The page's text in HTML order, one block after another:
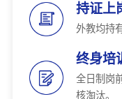
持证上
外教均持
终身培
全日制岗
核淘汰。